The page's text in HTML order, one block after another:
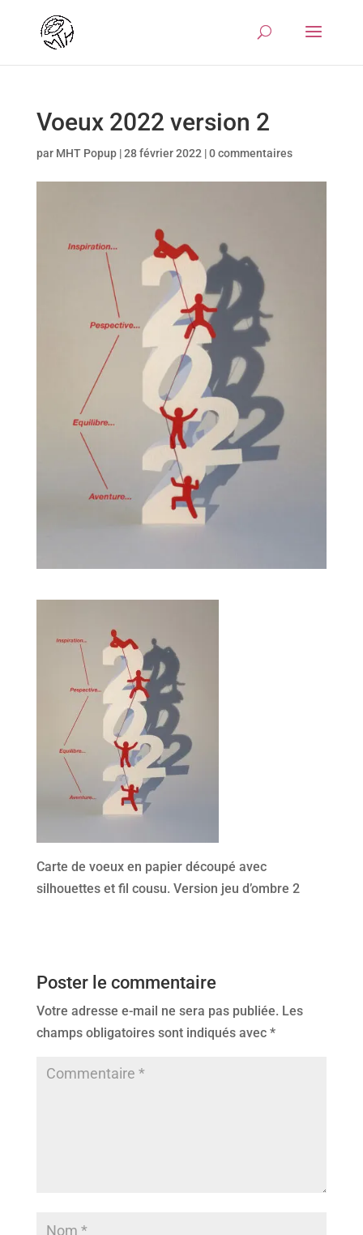
Voeux 2022 version 2
par MHT Popup|28 février 2022 |0 commentaires
Carte de voeux en papier découpé avec
silhouettes et fil cousu. Version jeu d’ombre 2
Poster le commentaire
Votre adresse e-mail ne sera pas publiée. Les
champs obligatoires sont indiqués avec *